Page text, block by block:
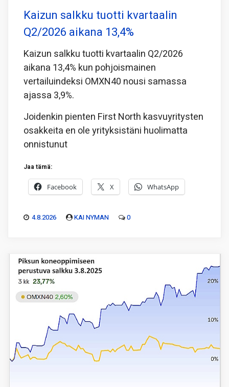
Kaizun salkku tuotti kvartaalin
Q2/2026 aikana 13,4%
Kaizun salkku tuotti kvartaalin Q2/2026
aikana 13,4% kun pohjoismainen
vertailuindeksi OMXN40 nousi samassa
ajassa 3,9%.
Joidenkin pienten First North kasvuyritysten
osakkeita en ole yrityksistäni huolimatta
onnistunut
Jaa tämä:
Facebook X WhatsApp
4.8.2026 KAI NYMAN 0